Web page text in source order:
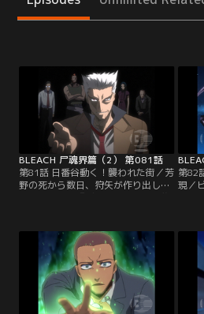
BLEACH 尸魂界篇（2） 第081話
第81話 日番谷動く！襲われた街／芳
野の死から数日、狩矢が作り出した
警備を強化しているのだが被害は収
まらない。狩矢達はビットが集めて
くる魂魄を自らの体内に取り込み、
より強大な力を手に入れていた。も
はや隠密機動だけでは手におえない
と判断した護廷十三隊は…。【提
供：バンダイチャンネル】
第82
現／
ット
ッ
は
を
れ
が